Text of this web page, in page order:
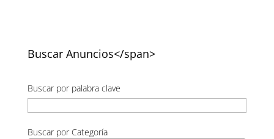
Buscar Anuncios</span>
Buscar por palabra clave
Buscar por Categoría